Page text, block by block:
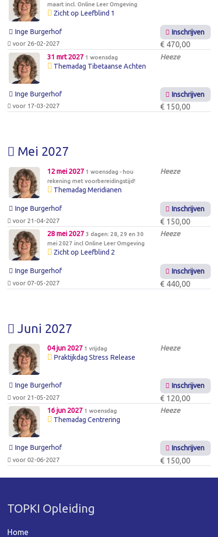
maart incl. Online Leer Omgeving
Zicht op Leefblind 1
Inge Burgerhof
voor 26-02-2027
Inschrijven
€ 470,00
31 mrt 2027 1 woensdag
Themadag Tibetaanse Achten
Heeze
Inge Burgerhof
voor 17-03-2027
Inschrijven
€ 150,00
Mei 2027
12 mei 2027 1 woensdag - hou
rekening met voorbereidingstijd!
Themadag Meridianen
Heeze
Inge Burgerhof
voor 21-04-2027
Inschrijven
€ 150,00
28 mei 2027 3 dagen: 28, 29 en 30
mei 2027 incl Online Leer Omgeving
Zicht op Leefblind 2
Heeze
Inge Burgerhof
voor 07-05-2027
Inschrijven
€ 440,00
Juni 2027
04 jun 2027 1 vrijdag
Praktijkdag Stress Release
Heeze
Inge Burgerhof
voor 21-05-2027
Inschrijven
€ 120,00
16 jun 2027 1 woensdag
Themadag Centrering
Heeze
Inge Burgerhof
voor 02-06-2027
Inschrijven
€ 150,00
TOPKI Opleiding
Home